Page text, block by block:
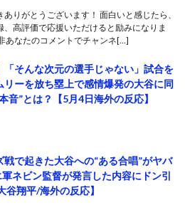
ありがとうございます！ 面白いと感じたら、
、高評価で応援いただけると励みになりま
あなたのコメントでチャンネ[…]
「そんな次元の選手じゃない」試合を
リーを放ち塁上で感情爆発の大谷に同
音”とは？【5月4日海外の反応】
戦で起きた大谷への“ある合唱”がヤバ
ネビン監督が発言した内容にドン引
谷翔平/海外の反応】